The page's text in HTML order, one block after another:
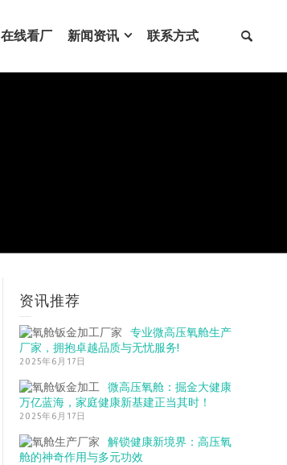
在线看厂 新闻资讯 联系方式
资讯推荐
专业微高压氧舱生产
厂家，拥抱卓越品质与无忧服务!
2025年6月17日
微高压氧舱：掘金大健康
万亿蓝海，家庭健康新基建正当其时！
2025年6月17日
解锁健康新境界：高压氧
舱的神奇作用与多元功效